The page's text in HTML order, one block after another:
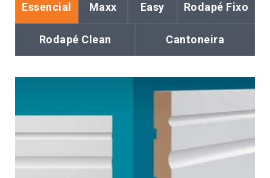
Essencial Maxx Easy Rodapé Fixo
Rodapé Clean Cantoneira